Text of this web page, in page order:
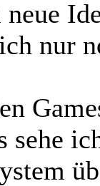
nur
sehe